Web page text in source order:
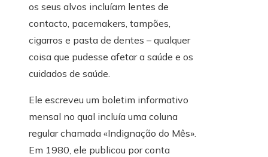
os seus alvos incluíam lentes de
contacto, pacemakers, tampões,
cigarros e pasta de dentes – qualquer
coisa que pudesse afetar a saúde e os
cuidados de saúde.
Ele escreveu um boletim informativo
mensal no qual incluía uma coluna
regular chamada «Indignação do Mês».
Em 1980, ele publicou por conta